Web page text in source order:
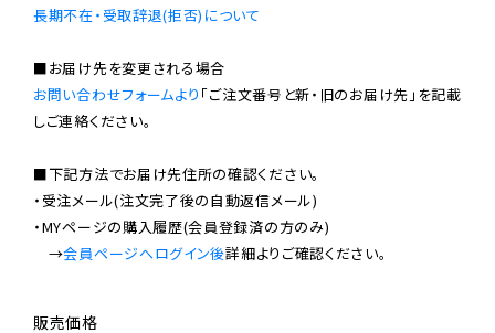
長期不在・受取辞退(拒否)について
お問い合わせフォームより 「ご注文番号と新・旧のお届け先」を記載
しご連絡ください。
■下記方法でお届け先住所の確認ください。
・受注メール(注文完了後の自動返信メール)
・MYページの購入履歴(会員登録済の方のみ)
→会員ページへログイン後